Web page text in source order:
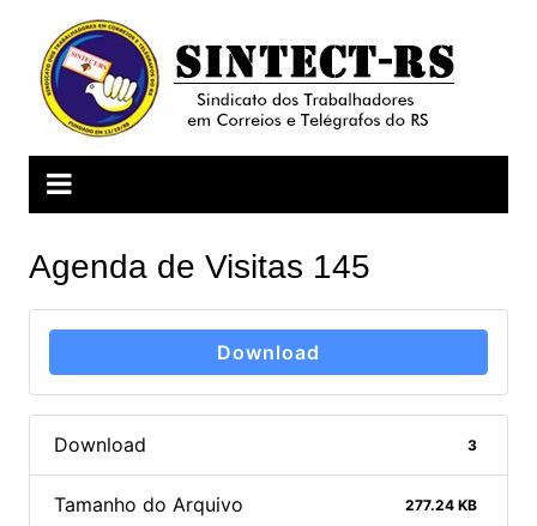
conteúdo
Agenda de Visitas 145
Download
Download 3
Tamanho do Arquivo 277.24 KB